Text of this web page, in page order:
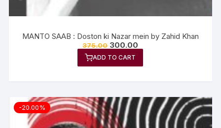
MANTO SAAB : Doston ki Nazar mein by Zahid Khan
375.00 300.00
ADD TO CART
-20.00%